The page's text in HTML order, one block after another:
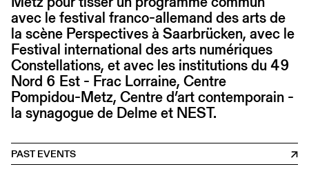
avec le festival franco-allemand des arts de
la scène Perspectives à Saarbrücken, avec le
Festival international des arts numériques
Constellations, et avec les institutions du 49
Nord 6 Est - Frac Lorraine, Centre
Pompidou-Metz, Centre d’art contemporain -
la synagogue de Delme et NEST.
PAST EVENTS